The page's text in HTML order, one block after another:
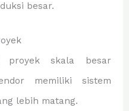
besar.
proyek skala besar
memiliki sistem
lebih matang.